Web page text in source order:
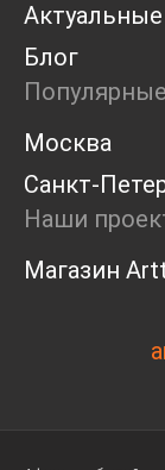
Open call
Экскурсия
Blazar 2024
Встречи
Круглый
Блог
Москва
Санкт-
Наши
Магазин